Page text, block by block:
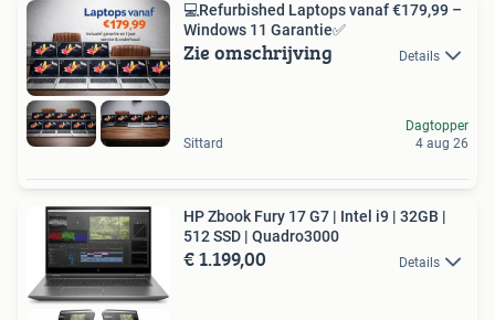
💻Refurbished Laptops vanaf €179,99 –
Windows 11 Garantie✅
Zie omschrijving Details
Sittard
Dagtopper
4 aug 26
HP Zbook Fury 17 G7 | Intel i9 | 32GB |
512 SSD | Quadro3000
€ 1.199,00 Details